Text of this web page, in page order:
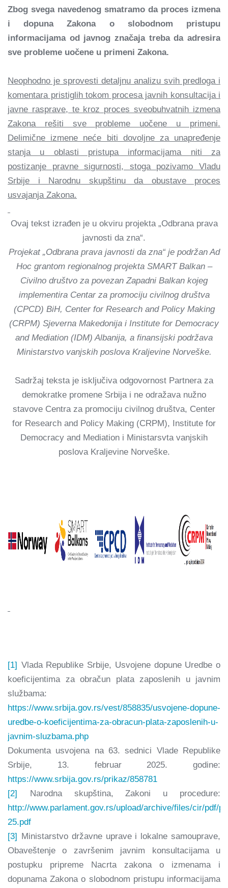
Zbog svega navedenog smatramo da proces izmena
i dopuna Zakona o slobodnom pristupu
informacijama od javnog značaja treba da adresira
sve probleme uočene u primeni Zakona.
Neophodno je sprovesti detaljnu analizu svih predloga i
komentara pristiglih tokom procesa javnih konsultacija i
javne rasprave, te kroz proces sveobuhvatnih izmena
Zakona rešiti sve probleme uočene u primeni.
Delimične izmene neće biti dovoljne za unapređenje
stanja u oblasti pristupa informacijama niti za
postizanje pravne sigurnosti, stoga pozivamo Vladu
Srbije i Narodnu skupštinu da obustave proces
usvajanja Zakona.
Ovaj tekst izrađen je u okviru projekta „Odbrana prava
javnosti da zna“.
Projekat „Odbrana prava javnosti da zna“ je podržan Ad
Hoc grantom regionalnog projekta SMART Balkan –
Civilno društvo za povezan Zapadni Balkan kojeg
implementira Centar za promociju civilnog društva
(CPCD) BiH, Center for Research and Policy Making
(CRPM) Sjeverna Makedonija i Institute for Democracy
and Mediation (IDM) Albanija, a finansijski podržava
Ministarstvo vanjskih poslova Kraljevine Norveške.
Sadržaj teksta je isključiva odgovornost Partnera za
demokratke promene Srbija i ne odražava nužno
stavove Centra za promociju civilnog društva, Center
for Research and Policy Making (CRPM), Institute for
Democracy and Mediation i Ministarsvta vanjskih
poslova Kraljevine Norveške.
[1] Vlada Republike Srbije, Usvojene dopune Uredbe o
koeficijentima za obračun plata zaposlenih u javnim
službama:
https://www.srbija.gov.rs/vest/858835/usvojene-dopune-
uredbe-o-koeficijentima-za-obracun-plata-zaposlenih-u-
javnim-sluzbama.php
Dokumenta usvojena na 63. sednici Vlade Republike
Srbije, 13. februar 2025. godine:
https://www.srbija.gov.rs/prikaz/858781
[2]
Narodna skupština, Zakoni u procedure:
http://www.parlament.gov.rs/upload/archive/files/cir/pdf/
25.pdf
[3] Ministarstvo državne uprave i lokalne samouprave,
Obaveštenje o završenim javnim konsultacijama u
postupku pripreme Nacrta zakona o izmenama i
dopunama Zakona o slobodnom pristupu informacijama